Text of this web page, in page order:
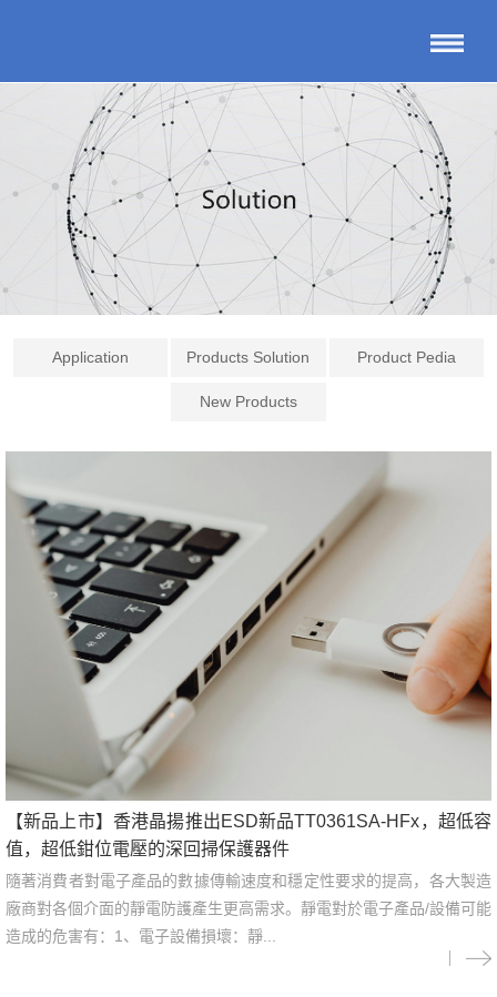
Application Products Solution Product Pedia
New Products
【新品上市】香港晶揚推出ESD新品TT0361SA-HFx，超低容
值，超低鉗位電壓的深回掃保護器件
隨著消費者對電子產品的數據傳輸速度和穩定性要求的提高，各大製造
廠商對各個介面的靜電防護產生更高需求。靜電對於電子產品/設備可能
造成的危害有：1、電子設備損壞：靜...